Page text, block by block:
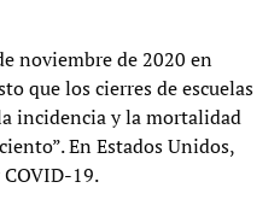
noviembre de 2020 en
que los cierres de escuelas
incidencia y la mortalidad
En Estados Unidos,
19.